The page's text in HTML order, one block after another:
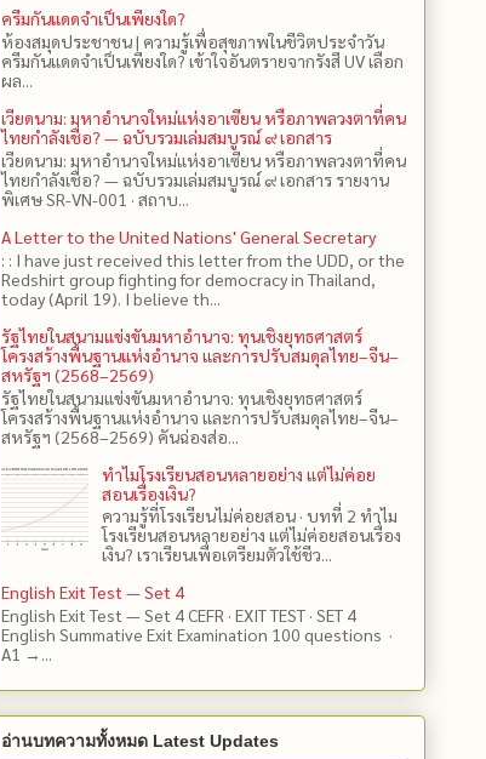
ครีมกันแดดจำเป็นเพียงใด?
ห้องสมุดประชาชน | ความรู้เพื่อสุขภาพในชีวิตประจำวัน
ครีมกันแดดจำเป็นเพียงใด? เข้าใจอันตรายจากรังสี UV เลือก
ผล...
เวียดนาม: มหาอำนาจใหม่แห่งอาเซียน หรือภาพลวงตาที่คน
ไทยกำลังเชื่อ? — ฉบับรวมเล่มสมบูรณ์ ๙ เอกสาร
เวียดนาม: มหาอำนาจใหม่แห่งอาเซียน หรือภาพลวงตาที่คน
ไทยกำลังเชื่อ? — ฉบับรวมเล่มสมบูรณ์ ๙ เอกสาร รายงาน
พิเศษ SR-VN-001 · สถาบ...
A Letter to the United Nations' General Secretary
: : I have just received this letter from the UDD, or the
Redshirt group fighting for democracy in Thailand,
today (April 19). I believe th...
รัฐไทยในสนามแข่งขันมหาอำนาจ: ทุนเชิงยุทธศาสตร์
โครงสร้างพื้นฐานแห่งอำนาจ และการปรับสมดุลไทย–จีน–
สหรัฐฯ (2568–2569)
รัฐไทยในสนามแข่งขันมหาอำนาจ: ทุนเชิงยุทธศาสตร์
โครงสร้างพื้นฐานแห่งอำนาจ และการปรับสมดุลไทย–จีน–
สหรัฐฯ (2568–2569) คันฉ่องส่อ...
ทำไมโรงเรียนสอนหลายอย่าง แต่ไม่ค่อย
สอนเรื่องเงิน?
ความรู้ที่โรงเรียนไม่ค่อยสอน · บทที่ 2 ทำไม
โรงเรียนสอนหลายอย่าง แต่ไม่ค่อยสอนเรื่อง
เงิน? เราเรียนเพื่อเตรียมตัวใช้ชีว...
English Exit Test — Set 4
English Exit Test — Set 4 CEFR · EXIT TEST · SET 4
English Summative Exit Examination 100 questions ·
A1 →...
อ่านบทความทั้งหมด Latest Updates